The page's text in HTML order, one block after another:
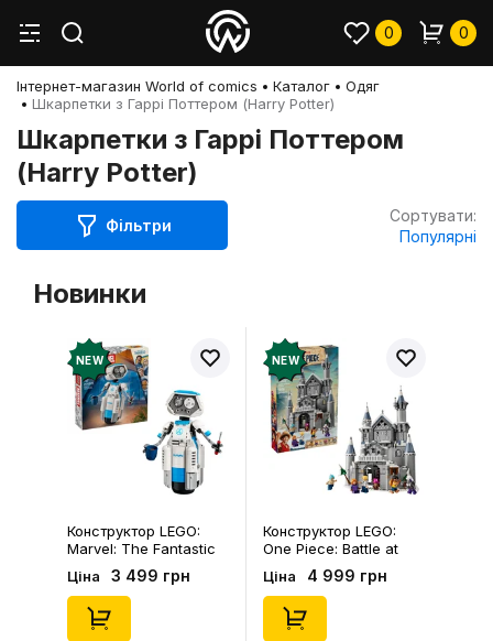
0 0
Інтернет-магазин World of comics Каталог
Одяг
Шкарпетки з Гаррі Поттером (Harry Potter)
Шкарпетки з Гаррі Поттером
(Harry Potter)
Фільтри
Сортувати:
Популярні
Новинки
NEW
Конструктор LEGO:
Marvel: The Fantastic
Four: First Steps:
H.E.R.B.I.E., (76339)
Ціна 3 499 грн
NEW
Конструктор LEGO:
One Piece: Battle at
Drum Castle, (75645)
Ціна 4 999 грн